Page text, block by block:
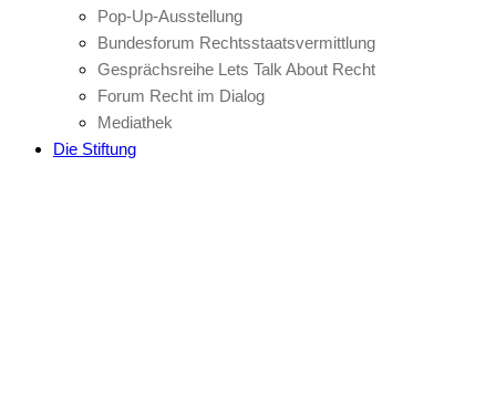
Pop-Up-Ausstellung
Bundesforum Rechtsstaatsvermittlung
Gesprächsreihe Lets Talk About Recht
Forum Recht im Dialog
Mediathek
Die Stiftung